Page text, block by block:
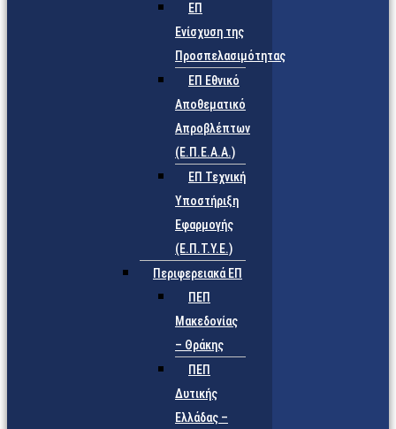
ΕΠ
Ενίσχυση της
Προσπελασιμότητας
ΕΠ Εθνικό
Αποθεματικό
Απροβλέπτων
(Ε.Π.Ε.Α.Α.)
ΕΠ Τεχνική
Υποστήριξη
Εφαρμογής
(Ε.Π.Τ.Υ.Ε.)
Περιφερειακά ΕΠ
ΠΕΠ
Μακεδονίας
– Θράκης
ΠΕΠ
Δυτικής
Ελλάδας –